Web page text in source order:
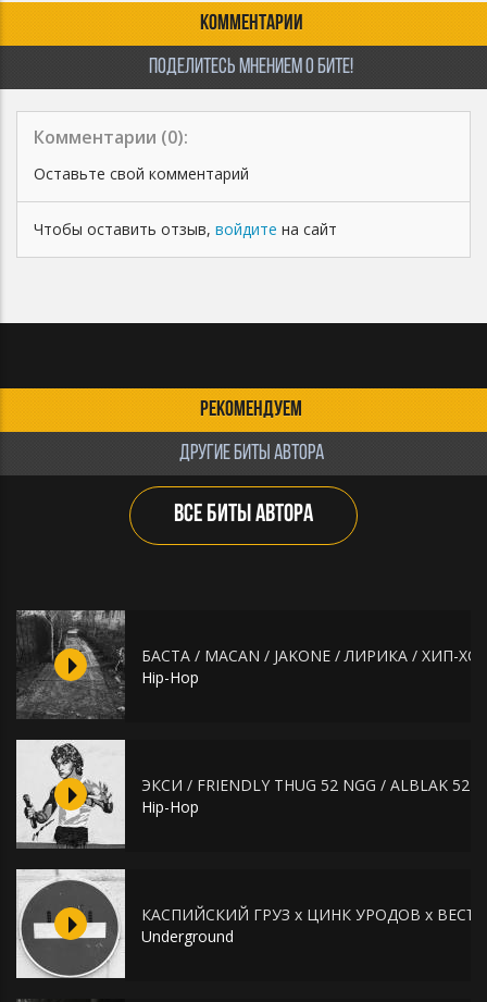
КОММЕНТАРИИ
ПОДЕЛИТЕСЬ МНЕНИЕМ О БИТЕ!
Комментарии (0):
Оставьте свой комментарий
Чтобы оставить отзыв, войдите на сайт
РЕКОМЕНДУЕМ
ДРУГИЕ БИТЫ АВТОРА
ВСЕ БИТЫ АВТОРА
БАСТА / MACAN / JAKONE / ЛИРИКА / ХИП-
Hip-Hop
ЭКСИ / FRIENDLY THUG 52 NGG / ALBLAK 52
Hip-Hop
КАСПИЙСКИЙ ГРУЗ x ЦИНК УРОДОВ x ВЕСЪ
Underground